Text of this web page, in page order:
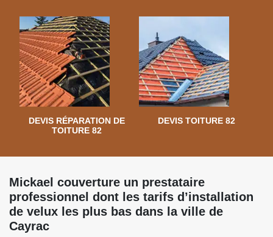
DEVIS RÉPARATION DE
TOITURE 82
DEVIS TOITURE 82
Mickael couverture un prestataire
professionnel dont les tarifs d’installation
de velux les plus bas dans la ville de
Cayrac